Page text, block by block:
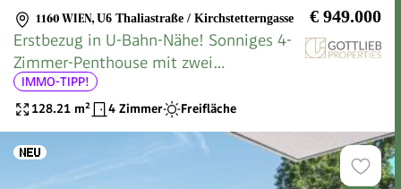
1160 WIEN, U6 Thaliastraße / Kirchstetterngasse € 949.000
Erstbezug in U-Bahn-Nähe! Sonniges 4-
Zimmer-Penthouse mit zwei
westseitigen Terrassen und Fernblick
IMMO-TIPP!
128.21 m² 4 Zimmer Freifläche